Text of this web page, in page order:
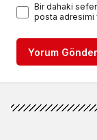
Bir dahaki
posta adresimi
Yorum Gönder